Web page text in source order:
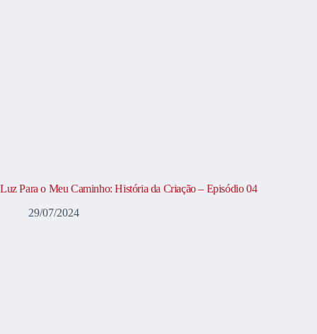
Luz Para o Meu Caminho: História da Criação – Episódio 04
29/07/2024